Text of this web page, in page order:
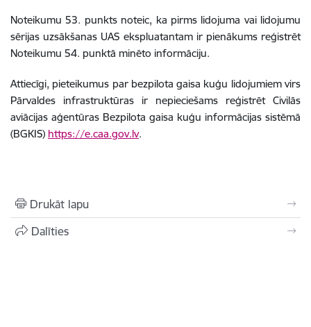
Noteikumu 53. punkts noteic, ka pirms lidojuma vai lidojumu
sērijas uzsākšanas UAS ekspluatantam ir pienākums reģistrēt
Noteikumu 54. punktā minēto informāciju.
Attiecīgi, pieteikumus par bezpilota gaisa kuģu lidojumiem virs
Pārvaldes infrastruktūras ir nepieciešams reģistrēt Civilās
aviācijas aģentūras Bezpilota gaisa kuģu informācijas sistēmā
(BGKIS) https://e.caa.gov.lv.
Drukāt lapu
Dalīties